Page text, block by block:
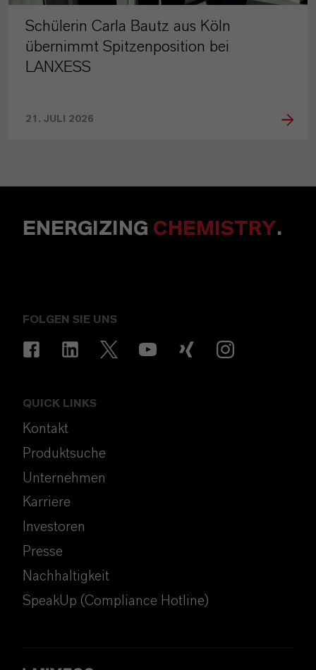
Schülerin Carla Bautz aus Köln
übernimmt Spitzenposition bei
LANXESS
21. JULI 2026
ENERGIZING CHEMISTRY.
FOLGEN SIE UNS
QUICK LINKS
Kontakt
Produktsuche
Unternehmen
Karriere
Investoren
Presse
Nachhaltigkeit
SpeakUp (Compliance Hotline)